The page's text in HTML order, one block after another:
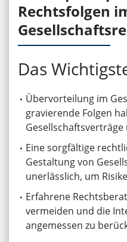
Rechtsfolgen
Das
Übervorteilung im
gravierende Folgen
Eine sorgfältige
Gestaltung von
unerlässlich, um
Erfahrene
vermeiden und die
angemessen zu